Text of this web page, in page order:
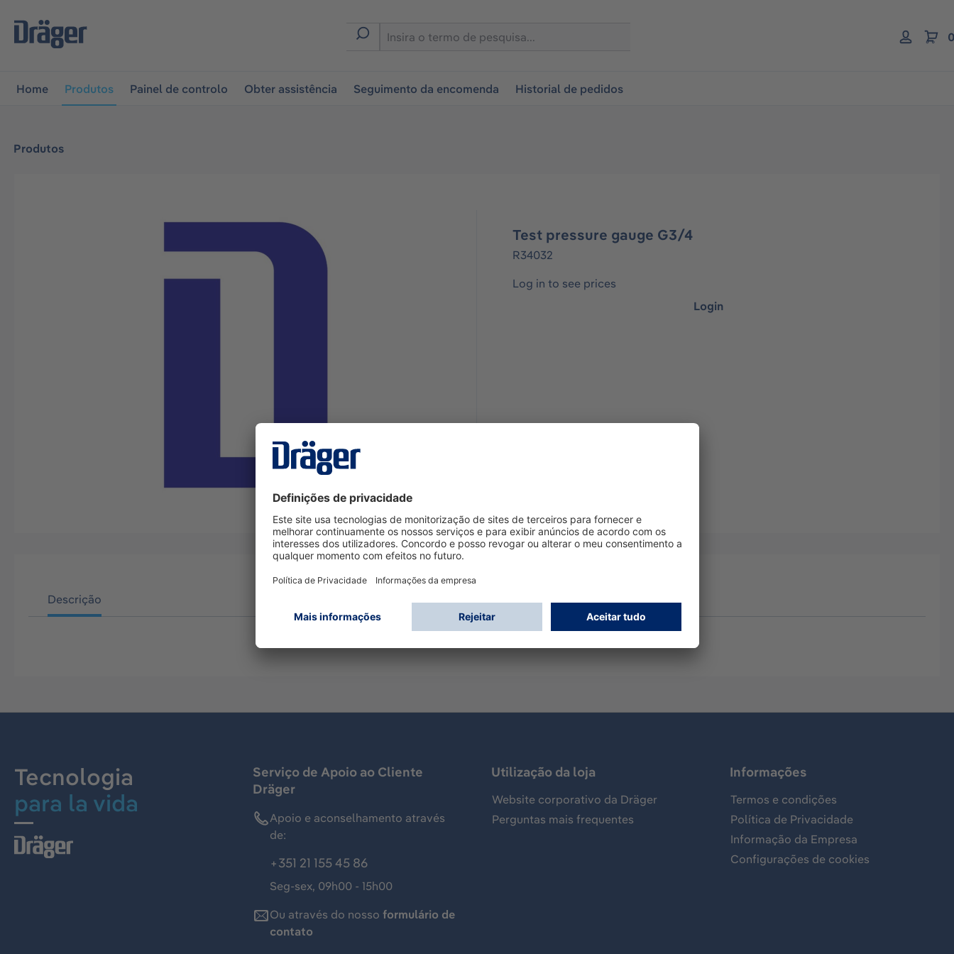
a navegação principal
Home Produtos Painel de controlo Obter assistência Seguimento da encomenda Historial de pedidos
Produtos
Test pressure gauge G3/4
R34032
Log in to see prices
Login
Descrição
Tecnologia
para la vida
Serviço de Apoio ao Cliente
Dräger
Apoio e aconselhamento através
de:
+351 21 155 45 86
Seg-sex, 09h00 - 15h00
Ou através do nosso formulário de
contato
Utilização da loja
Website corporativo da Dräger
Perguntas mais frequentes
Informações
Termos e condições
Política de Privacidade
Informação da Empresa
Configurações de cookies